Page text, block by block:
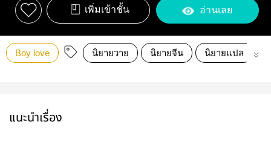
เพิ่มเข้าชั้น อ่านเลย
Boy love นิยายวาย นิยายจีน นิยายแปล
แนะนำเรื่อง